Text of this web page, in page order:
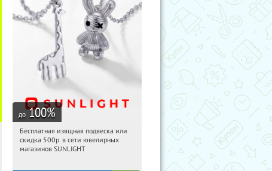
до 100%
11:38:14 Получили:
Россия
Бесплатная изящная подвеска или
скидка 500р. в сети ювелирных
магазинов SUNLIGHT